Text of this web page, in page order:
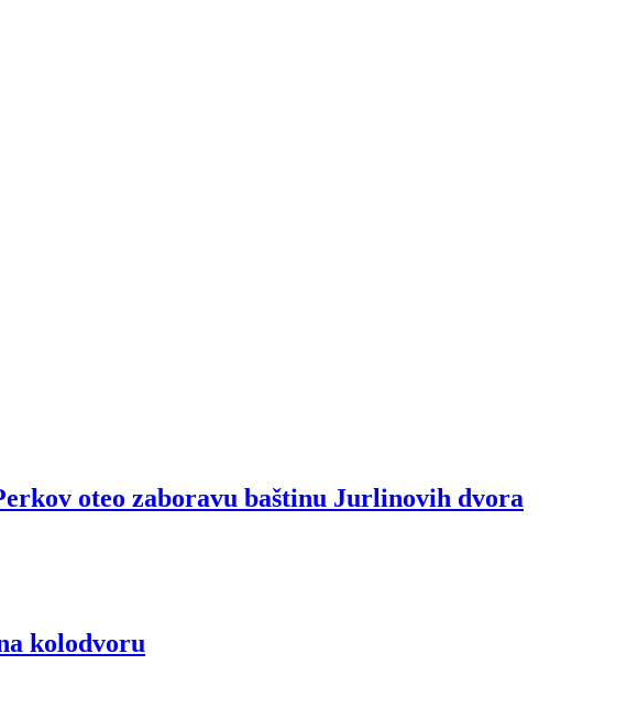
oteo zaboravu baštinu Jurlinovih dvora
kolodvoru